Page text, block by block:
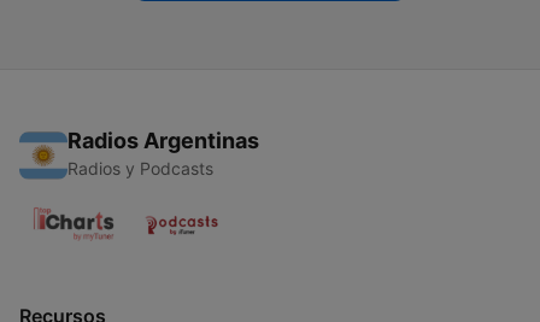
Radios Argentinas
Radios y Podcasts
Recursos